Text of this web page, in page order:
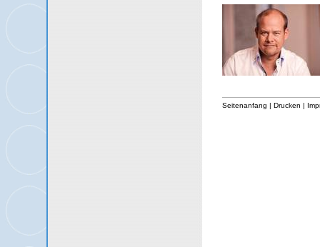
Seitenanfang | Drucken |